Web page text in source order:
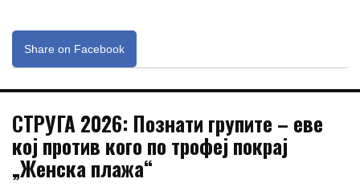
Share on Facebook
СТРУГА 2026: Познати групите – еве
кој против кого по трофеј покрај
„Женска плажа“